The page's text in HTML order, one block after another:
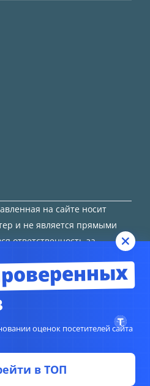
на сайте носит
и не является прямыми
ответственность за
TORFOREX.COM
оценок посетителей сайта
в ТОП